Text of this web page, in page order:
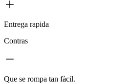
Entrega rapida
Contras
Que se rompa tan fàcil.